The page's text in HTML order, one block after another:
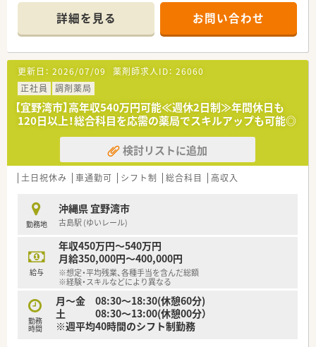
「ドライブスルー」など、“沖縄初”のサービスに積極的に取り組
んでいます。
識の高い方は大歓迎です。
■国道330号線から入った閑静な住宅地の中にございます。
■マンションの1階に入っており、店内はＯＴＣ医薬品なども多
数は置かれ明るい雰囲気です。
<こんな方にオススメ>
■地域貢献したい気持ちのある方
■ご家族の転勤やご転居に伴い沖縄で異動をされたい方
■様々な処方内容、病院門前の店舗やクリニック門前など色んな
環境で経験を積みたい方
＜福利厚生面＞
■社内研修も充実しており、専門的なテーマでの研修から店舗管
理の研修など幅広い内容で実施しております。
■育児休業・介護休業・看護休暇の取得実績もあり、長く安定して
■グループで薬剤師の在籍は約100名（男女比2:3）ほどいるた
め、ヘルプ体制もありお休みも取得しやすい環境です。
＜こんな会社です＞
■沖縄県内に39店舗展開しております。沖縄地場では最大手の
薬局です。【2022.9現時点】
■事務スタッフやフロアスタッフを多く配置して、調剤補助や患
す。
■平成20年に大手チェーンのクオールと資本提携してより質の
高いサービスを提供出来るような会社にされています。
詳細を見る お問い合わせ
更新日： 2026/07/09 薬剤師求人ID： 26060
正社員
調剤薬局
【宜野湾市】高年収540万円可能≪週休2日制≫年間休日も
120日以上！総合科目を応需の薬局でスキルアップも可能◎
検討リストに追加
土日祝休み 車通勤可 シフト制 総合科目 高収入
勤務地
沖縄県 宜野湾市
古島駅 (ゆいレール)
給与
年収450万円～540万円
月給350,000円～400,000円
※想定・平均残業、各種手当を含んだ総額
※経験・スキルなどにより異なる
勤務
時間
月～金 08:30～18:30(休憩60分)
土 08:30～13:00(休憩00分）
※週平均40時間のシフト制勤務